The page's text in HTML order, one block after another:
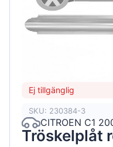
Ej tillgänglig
SKU: 230384-3
CITROEN C1
Tröskelplåt